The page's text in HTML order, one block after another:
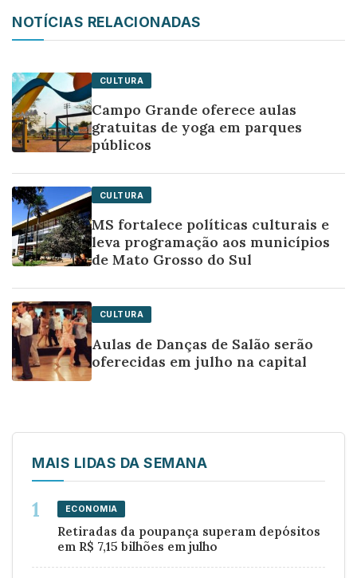
NOTÍCIAS RELACIONADAS
CULTURA
Campo Grande oferece aulas
gratuitas de yoga em parques
públicos
CULTURA
MS fortalece políticas culturais e
leva programação aos municípios
de Mato Grosso do Sul
CULTURA
Aulas de Danças de Salão serão
oferecidas em julho na capital
MAIS LIDAS DA SEMANA
ECONOMIA
Retiradas da poupança superam depósitos
em R$ 7,15 bilhões em julho